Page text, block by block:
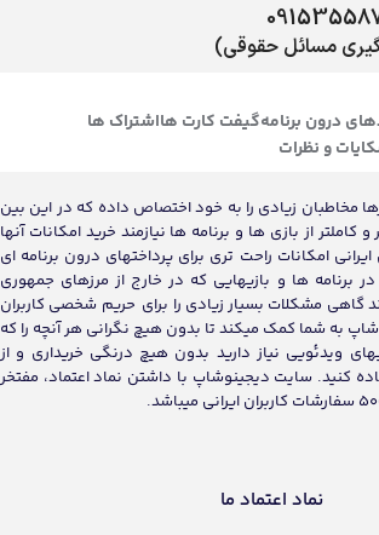
مسائل حقوقی)
درون برنامهگیفت کارت هااشتراک ها
و نظرات
مخاطبان زیادی را به خود اختصاص داده که در این بین
و کاملتر از بازی ها و برنامه ها نیازمند خرید امکانات آنها
ایرانی امکانات راحت تری برای پرداختهای درون برنامه ای
برنامه ها و بازیهایی که در خارج از مرزهای جمهوری
گاهی مشکلات بسیار زیادی را برای حریم شخصی کاربران
به شما کمک میکند تا بدون هیچ نگرانی هر آنچه را که
ویدئویی نیاز دارید بدون هیچ درنگی خریداری و از
کنید. سایت دیجینوشاپ با داشتن نماد اعتماد، مفتخر
نماد اعتماد ما